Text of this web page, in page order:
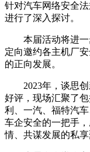
针对汽车网络安全
进行了深入探讨。
本届活动将进一
定向邀约各主机厂
的正向发展。
2023年，谈思创
好评，现场汇聚了
利、一汽、福特汽
车企安全的一把手
情、共谋发展的私享